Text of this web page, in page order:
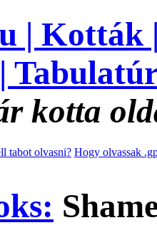
kotta
tabot olvasni? Hogy olvassak